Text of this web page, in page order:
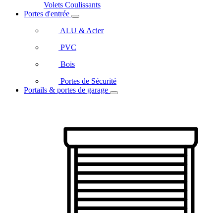
Volets Coulissants
Portes d'entrée
ALU & Acier
PVC
Bois
Portes de Sécurité
Portails & portes de garage